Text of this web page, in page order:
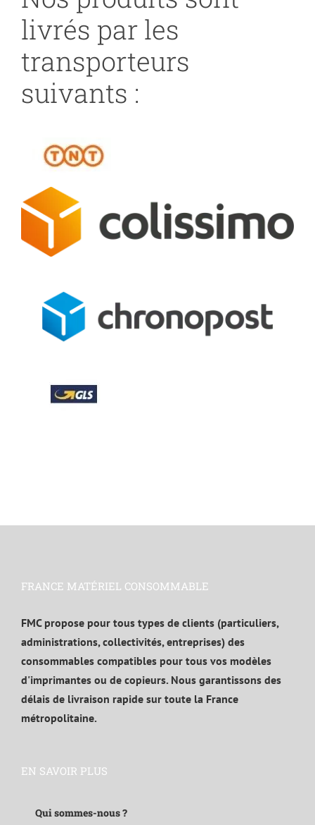
livrés par les
transporteurs
suivants :
FRANCE MATÉRIEL CONSOMMABLE
FMC propose pour tous types de clients (particuliers,
administrations, collectivités, entreprises) des
consommables compatibles pour tous vos modèles
d'imprimantes ou de copieurs. Nous garantissons des
délais de livraison rapide sur toute la France
métropolitaine.
EN SAVOIR PLUS
Qui sommes-nous ?